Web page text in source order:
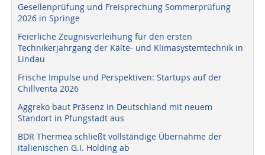
Gesellenprüfung und Freisprechung Sommerprüfung
2026 in Springe
Feierliche Zeugnisverleihung für den ersten
Technikerjahrgang der Kälte- und Klimasystemtechnik in
Lindau
Frische Impulse und Perspektiven: Startups auf der
Chillventa 2026
Aggreko baut Präsenz in Deutschland mit neuem
Standort in Pfungstadt aus
BDR Thermea schließt vollständige Übernahme der
italienischen G.I. Holding ab